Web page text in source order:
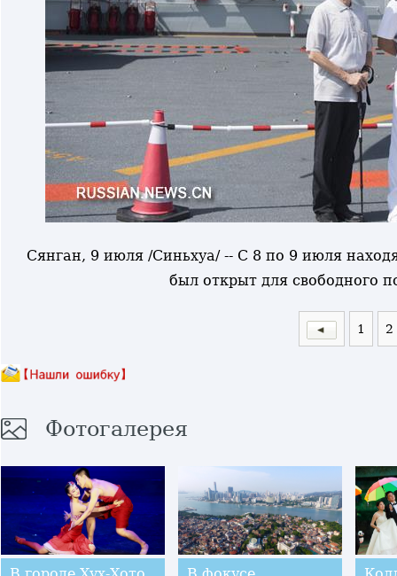
Сянган, 9 июля /Синьхуа/ -- С 8 по 9 июля
был открыт для свободного
1 2
Фотогалерея